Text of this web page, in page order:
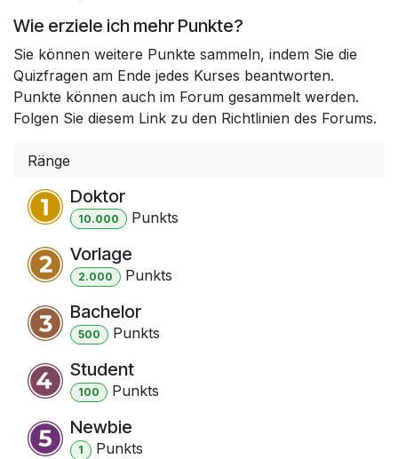
Wie erziele ich mehr Punkte?
Sie können weitere Punkte sammeln, indem Sie die
Quizfragen am Ende jedes Kurses beantworten.
Punkte können auch im Forum gesammelt werden.
Folgen Sie diesem Link zu den Richtlinien des Forums.
Ränge
Doktor
10.000 Punkts
Vorlage
2.000 Punkts
Bachelor
500 Punkts
Student
100 Punkts
Newbie
1 Punkts